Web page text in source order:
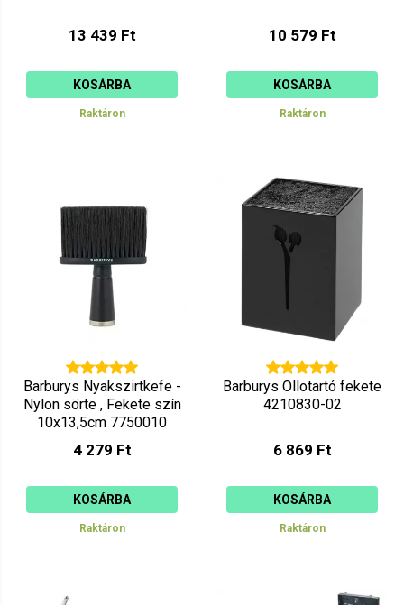
13 439 Ft
KOSÁRBA
Raktáron
10 579 Ft
KOSÁRBA
Raktáron
Barburys Nyakszirtkefe -
Nylon sörte , Fekete szín
10x13,5cm 7750010
4 279 Ft
KOSÁRBA
Raktáron
Barburys Ollotartó fekete
4210830-02
6 869 Ft
KOSÁRBA
Raktáron